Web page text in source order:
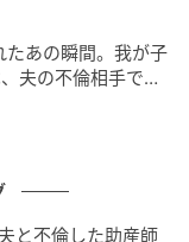
あの瞬間。我が子
夫の不倫相手でし
と不倫した助産師